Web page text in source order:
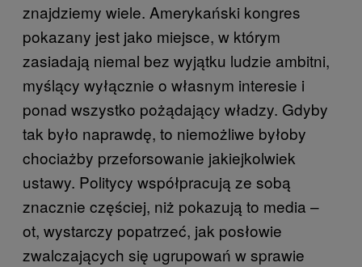
znajdziemy wiele. Amerykański kongres
pokazany jest jako miejsce, w którym
zasiadają niemal bez wyjątku ludzie ambitni,
myślący wyłącznie o własnym interesie i
ponad wszystko pożądający władzy. Gdyby
tak było naprawdę, to niemożliwe byłoby
chociażby przeforsowanie jakiejkolwiek
ustawy. Politycy współpracują ze sobą
znacznie częściej, niż pokazują to media –
ot, wystarczy popatrzeć, jak posłowie
zwalczających się ugrupowań w sprawie